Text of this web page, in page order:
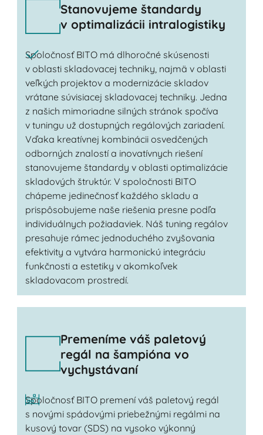
Stanovujeme štandardy
v optimalizácii intralogistiky
Spoločnosť BITO má dlhoročné skúsenosti
v oblasti skladovacej techniky, najmä v oblasti
veľkých projektov a modernizácie skladov
vrátane súvisiacej skladovacej techniky. Jedna
z našich mimoriadne silných stránok spočíva
v tuningu už dostupných regálových zariadení.
Vďaka kreatívnej kombinácii osvedčených
odborných znalostí a inovatívnych riešení
stanovujeme štandardy v oblasti optimalizácie
skladových štruktúr. V spoločnosti BITO
chápeme jedinečnosť každého skladu a
prispôsobujeme naše riešenia presne podľa
individuálnych požiadaviek. Náš tuning regálov
presahuje rámec jednoduchého zvyšovania
efektivity a vytvára harmonickú integráciu
funkčnosti a estetiky v akomkoľvek
skladovacom prostredí.
Premeníme váš paletový
regál na šampióna vo
vychystávaní
Spoločnosť BITO premení váš paletový regál
s novými spádovými priebežnými regálmi na
kusový tovar (SDS) na vysoko výkonný